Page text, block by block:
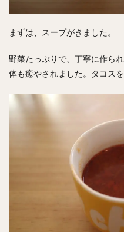
まずは、スープがきました。
野菜たっぷりで、丁寧に作ら
体も癒やされました。タコス